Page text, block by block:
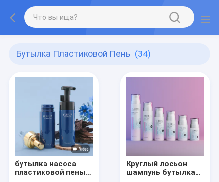
Бутылка Пластиковой Пены (34)
бутылка насоса
пластиковой пены
Круглый лосьон
шампунь бутылка